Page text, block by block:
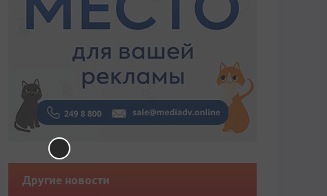
Другие новости